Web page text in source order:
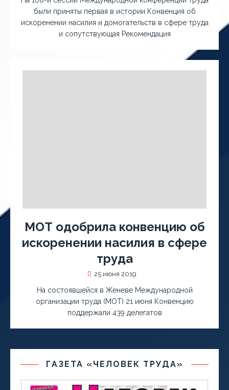
были приняты первая в истории Конвенция об
искоренении насилия и домогательств в сфере труда
и сопутствующая Рекомендация
МОТ одобрила конвенцию об
искоренении насилия в сфере
труда
25 июня 2019
На состоявшейся в Женеве Международной
организации труда (МОТ) 21 июня Конвенцию
поддержали 439 делегатов
ГАЗЕТА «ЧЕЛОВЕК ТРУДА»